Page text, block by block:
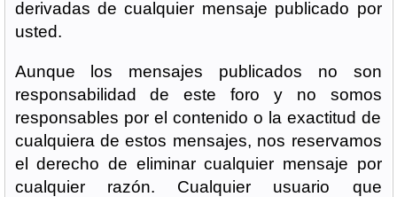
derivadas de cualquier mensaje publicado por
usted.
Aunque los mensajes publicados no son
responsabilidad de este foro y no somos
responsables por el contenido o la exactitud de
cualquiera de estos mensajes, nos reservamos
el derecho de eliminar cualquier mensaje por
cualquier razón. Cualquier usuario que